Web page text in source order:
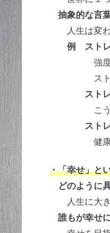
抽象的な言
人生は変
例 ストレ
強度のス
ストレス
スト
こう考え
スト
健康状態
・「幸せ」と
どのように
人生に大き
誰もが幸せ